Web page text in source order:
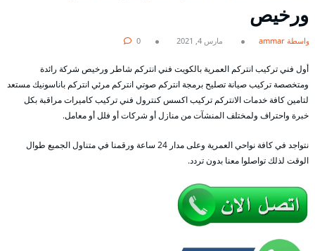
ورخيص
بواسطة ammar مارس 4, 2021 0
أول فني تركيب انتركم العمرية بالكويت فني انتركم شاطر ورخيص شركة رائدة
ومتخصصة تركيب صيانة تصليح برمجة انتركم صوتي انتركم مرئي انتركم باناسونيك مستعد
لتامين كافة خدمات الانتركم تركيب اكسس كنترول فني تركيب كاميرات مراقبة بكل
خبرة واحتراف ولمختلف المنشآت من منازل أو شركات أو فلل أو معامل.
نتواجد في كافة نواحي العمرية وعلى مدار 24 ساعة ورقمنا في متناول الجميع طوال
الوقت لذلك تواصلوا معنا بدون تردد.